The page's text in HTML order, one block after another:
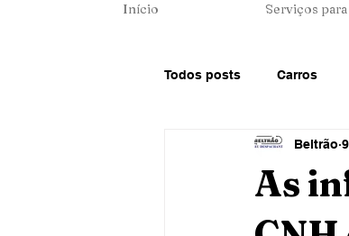
Início Serviços
Todos posts Carros
Dicas de Direção
As
Beltrão